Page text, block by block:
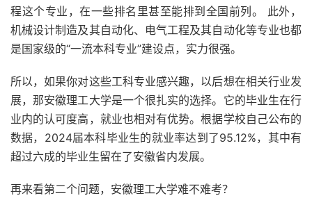
程这个专业，在一些排名里甚至能排到全国前列。 此外，
机械设计制造及其自动化、电气工程及其自动化等专业也都
是国家级的“一流本科专业”建设点，实力很强。
所以，如果你对这些工科专业感兴趣，以后想在相关行业发
展，那安徽理工大学是一个很扎实的选择。它的毕业生在行
业内的认可度高，就业也相对有优势。根据学校自己公布的
数据，2024届本科毕业生的就业率达到了95.12%，其中有
超过六成的毕业生留在了安徽省内发展。
再来看第二个问题，安徽理工大学难不难考？